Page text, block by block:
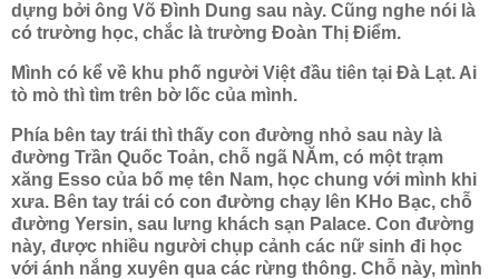
dựng bởi ông Võ Đình Dung sau này. Cũng nghe nói là
có trường học, chắc là trường Đoàn Thị Điểm.
Mình có kể về khu phố người Việt đầu tiên tại Đà Lạt. Ai
tò mò thì tìm trên bờ lốc của mình.
Phía bên tay trái thì thấy con đường nhỏ sau này là
đường Trần Quốc Toản, chỗ ngã NĂm, có một trạm
xăng Esso của bố mẹ tên Nam, học chung với mình khi
xưa. Bên tay trái có con đường chạy lên KHo Bạc, chỗ
đường Yersin, sau lưng khách sạn Palace. Con đường
này, được nhiều người chụp cảnh các nữ sinh đi học
với ánh nắng xuyên qua các rừng thông. Chỗ này, mình